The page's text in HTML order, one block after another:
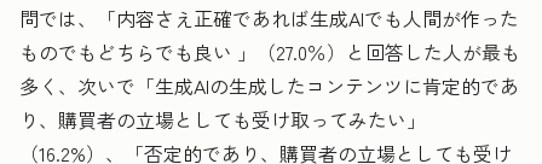
問では、「内容さえ正確であれば生成AIでも人間が作った
ものでもどちらでも良い 」（27.0％）と回答した人が最も
多く、次いで「生成AIの生成したコンテンツに肯定的であ
り、購買者の立場としても受け取ってみたい」
（16.2%）、「否定的であり、購買者の立場としても受け